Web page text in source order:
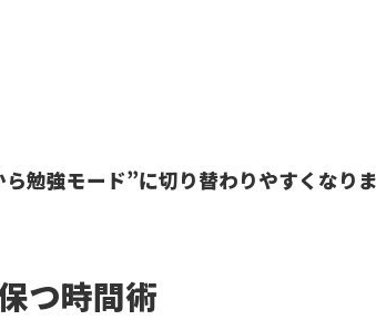
勉強モード”に切り替わりやすくなり
つ時間術